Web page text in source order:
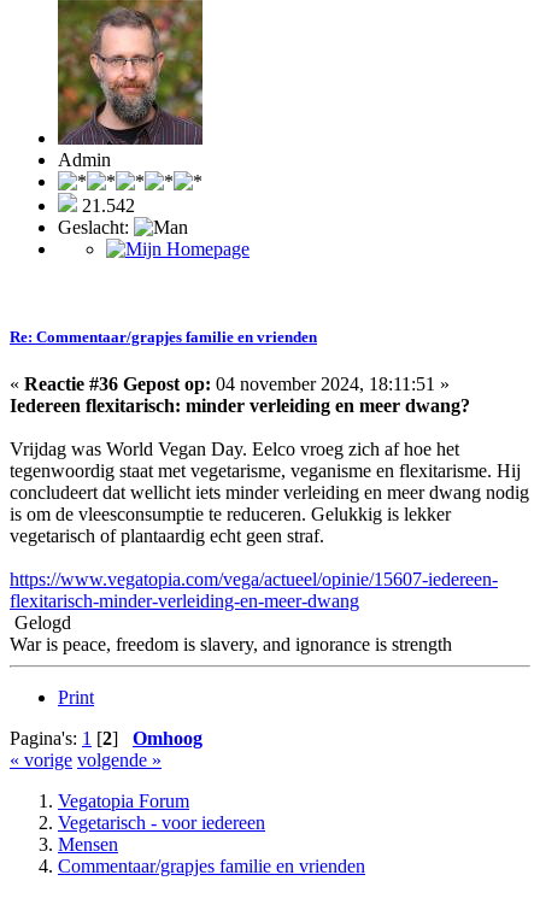
Admin
21.542
Geslacht:
Re: Commentaar/grapjes familie en vrienden
« Reactie #36 Gepost op: 04 november 2024, 18:11:51 »
Iedereen flexitarisch: minder verleiding en meer dwang?
Vrijdag was World Vegan Day. Eelco vroeg zich af hoe het
tegenwoordig staat met vegetarisme, veganisme en flexitarisme. Hij
concludeert dat wellicht iets minder verleiding en meer dwang nodig
is om de vleesconsumptie te reduceren. Gelukkig is lekker
vegetarisch of plantaardig echt geen straf.
https://www.vegatopia.com/vega/actueel/opinie/15607-iedereen-
flexitarisch-minder-verleiding-en-meer-dwang
Gelogd
War is peace, freedom is slavery, and ignorance is strength
Print
Pagina's: 1 [2] Omhoog
« vorige volgende »
Vegatopia Forum
Vegetarisch - voor iedereen
Mensen
Commentaar/grapjes familie en vrienden